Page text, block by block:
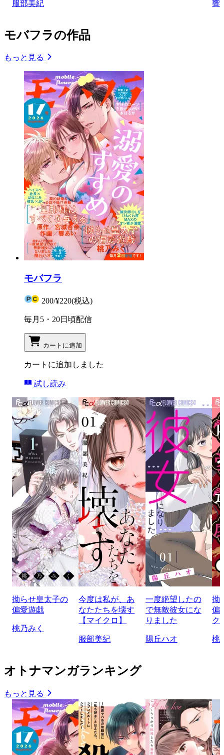
服部美紀 響
モバフラの作品
もっと見る
モバフラ
200/¥220(税込)
毎月5・20日頃配信
カートに追加
カートに追加しました
試し読み
拗らせ皇太子の
偏愛遊戯
桃乃みく
今度は私が、あ
なたたちを壊す
【マイクロ】
服部美紀
一度絶望したの
で無敵彼女にな
りました
陽丘ハオ
拗
偏
ク
桃
オトナマンガランキング
もっと見る